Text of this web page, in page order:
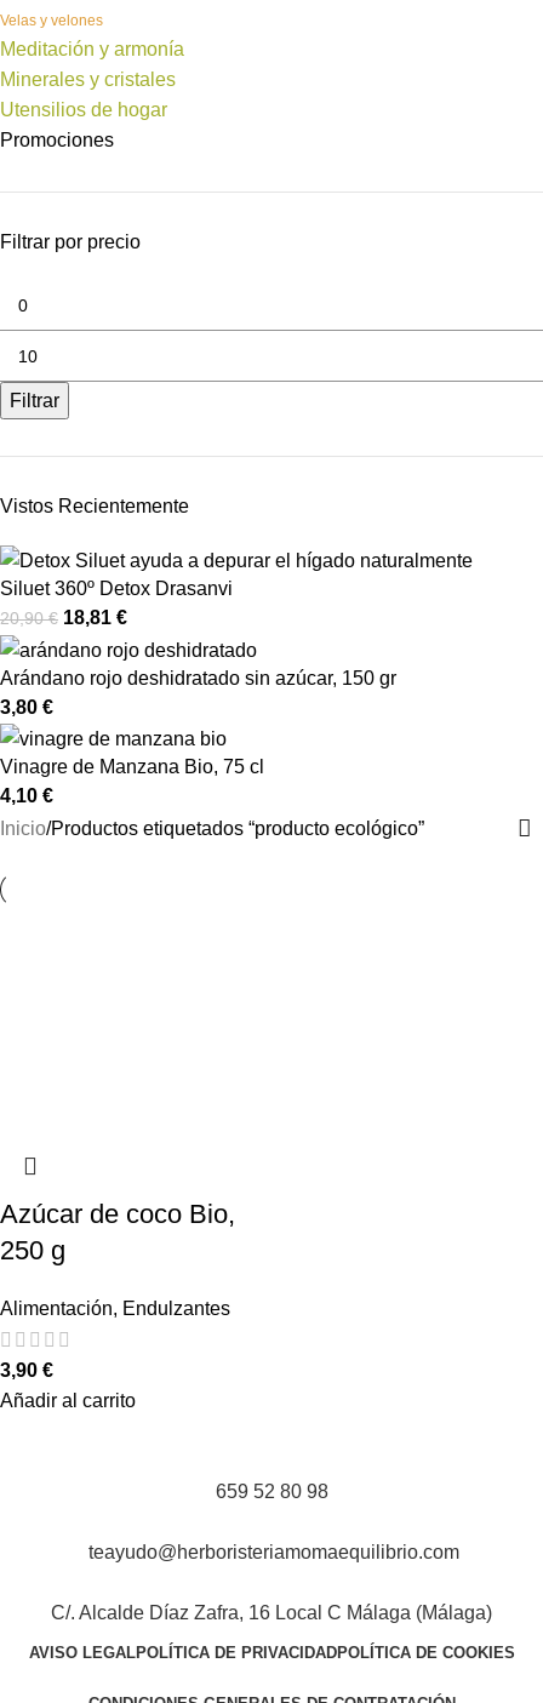
Velas y velones
Meditación y armonía
Minerales y cristales
Utensilios de hogar
Promociones
Filtrar por precio
Filtrar
Vistos Recientemente
Siluet 360º Detox Drasanvi
20,90€ 18,81 €
Arándano rojo deshidratado sin azúcar, 150 gr
3,80 €
Vinagre de Manzana Bio, 75 cl
4,10 €
Inicio Productos etiquetados “producto ecológico”
Azúcar de coco Bio,
250 g
Alimentación, Endulzantes
3,90 €
Añadir al carrito
659 52 80 98
teayudo@herboristeriamomaequilibrio.com
C/. Alcalde Díaz Zafra, 16 Local C Málaga (Málaga)
AVISO LEGALPOLÍTICA DE PRIVACIDADPOLÍTICA DE COOKIES